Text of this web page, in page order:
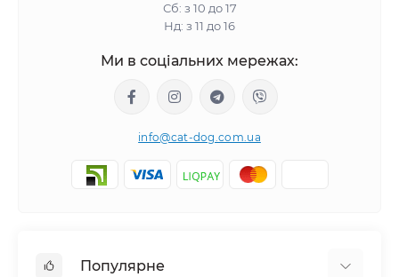
Сб: з 10 до 17
Нд: з 11 до 16
Ми в соціальних мережах:
info@cat-dog.com.ua
Популярне